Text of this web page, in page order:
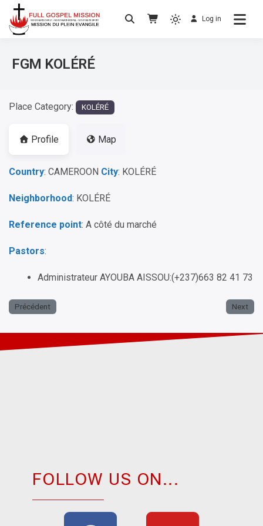
No others Christ – No others Gospel – No
Log in
FGM KOLÉRÉ
Place Category: KOLÉRÉ
Profile Map
Country: CAMEROON City: KOLÉRÉ
Neighborhood: KOLÉRÉ
Reference point: A côté du marché
Pastors:
Administrateur AYOUBA AISSOU:(+237)663 82 41 73
Précédent Next
FOLLOW US ON...